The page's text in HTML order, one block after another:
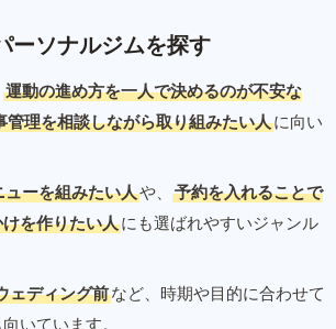
ーソナルジムを探す
運動の進め方を一人で決めるのが不安な
管理を相談しながら取り組みたい人に向い
ーを組みたい人や、
予約を入れることで
を作りたい人にも選ばれやすいジャンル
ェディング前など、時期や目的に合わせて
いています。